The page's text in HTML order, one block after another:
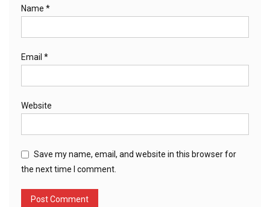
Name *
Email *
Website
Save my name, email, and website in this browser for
the next time I comment.